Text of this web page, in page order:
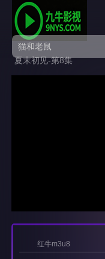
夏末初见-第8集
红牛m3u8